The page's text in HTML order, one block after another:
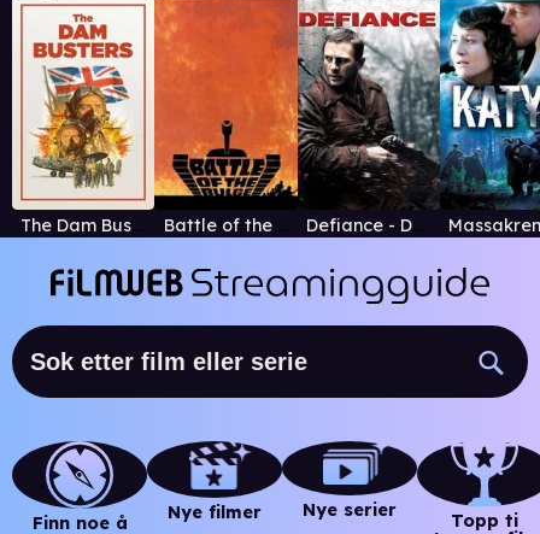
The Dam Busters Battle of the Bulge Defiance - Den ukjente kampen
Finn noe å
Nye filmer Nye serier
Topp ti